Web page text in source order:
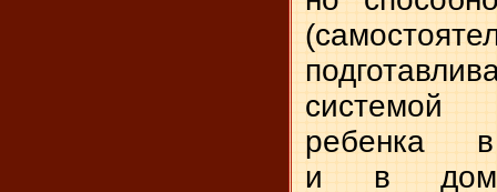
ребенка
и в